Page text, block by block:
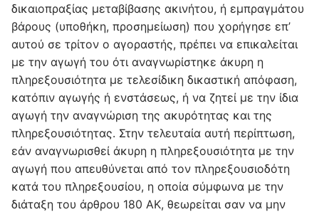
δικαιοπραξίας μεταβίβασης ακινήτου, ή εμπραγμάτου
βάρους (υποθήκη, προσημείωση) που χορήγησε επ’
αυτού σε τρίτον ο αγοραστής, πρέπει να επικαλείται
με την αγωγή του ότι αναγνωρίστηκε άκυρη η
πληρεξουσιότητα με τελεσίδικη δικαστική απόφαση,
κατόπιν αγωγής ή ενστάσεως, ή να ζητεί με την ίδια
αγωγή την αναγνώριση της ακυρότητας και της
πληρεξουσιότητας. Στην τελευταία αυτή περίπτωση,
εάν αναγνωρισθεί άκυρη η πληρεξουσιότητα με την
αγωγή που απευθύνεται από τον πληρεξουσιοδότη
κατά του πληρεξουσίου, η οποία σύμφωνα με την
διάταξη του άρθρου 180 ΑΚ, θεωρείται σαν να μην